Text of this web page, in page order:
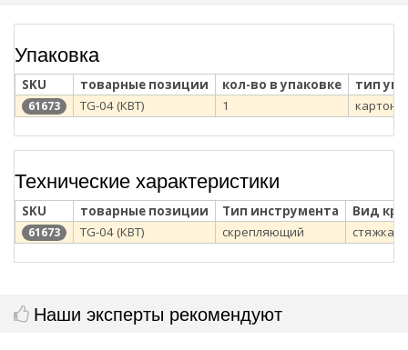
Упаковка
SKU товарные позиции кол-во в упаковке тип
61673 TG-04 (КВТ) 1
Технические характеристики
SKU товарные позиции Тип инструмента Вид
61673 TG-04 (КВТ) скрепляющий стяжка
Наши эксперты рекомендуют